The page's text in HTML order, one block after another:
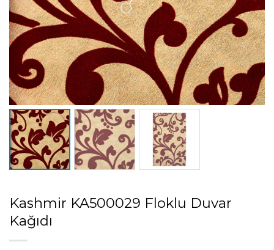
Kashmir KA500029 Floklu Duvar
Kağıdı